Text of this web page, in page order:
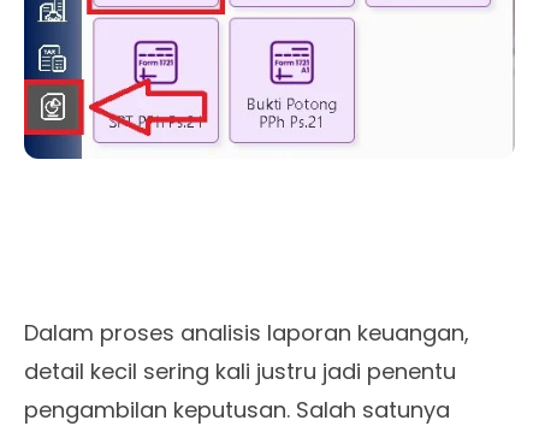
Dalam proses analisis laporan keuangan,
detail kecil sering kali justru jadi penentu
pengambilan keputusan. Salah satunya